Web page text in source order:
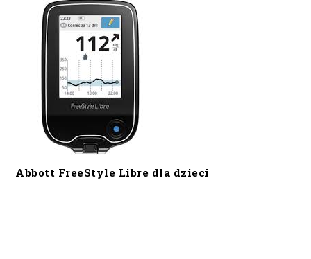
Abbott FreeStyle Libre dla dzieci